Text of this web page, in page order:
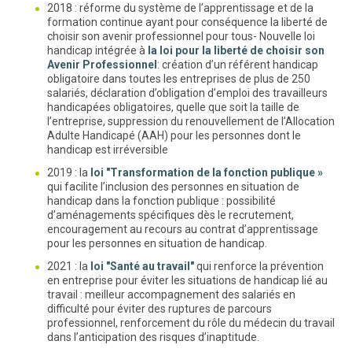
2018 : réforme du système de l’apprentissage et de la
formation continue ayant pour conséquence la liberté de
choisir son avenir professionnel pour tous- Nouvelle loi
handicap intégrée à la loi pour la liberté de choisir son
Avenir Professionnel : création d’un référent handicap
obligatoire dans toutes les entreprises de plus de 250
salariés, déclaration d’obligation d’emploi des travailleurs
handicapées obligatoires, quelle que soit la taille de
l’entreprise, suppression du renouvellement de l’Allocation
Adulte Handicapé (AAH) pour les personnes dont le
handicap est irréversible
2019 : la loi "Transformation de la fonction publique »
qui facilite l’inclusion des personnes en situation de
handicap dans la fonction publique : possibilité
d’aménagements spécifiques dès le recrutement,
encouragement au recours au contrat d’apprentissage
pour les personnes en situation de handicap.
2021 : la loi "Santé au travail"qui renforce la prévention
en entreprise pour éviter les situations de handicap lié au
travail : meilleur accompagnement des salariés en
difficulté pour éviter des ruptures de parcours
professionnel, renforcement du rôle du médecin du travail
dans l’anticipation des risques d’inaptitude.